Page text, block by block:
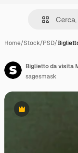
Home/Stock/PSD/
Premium
Biglietto da visita
sagesmask